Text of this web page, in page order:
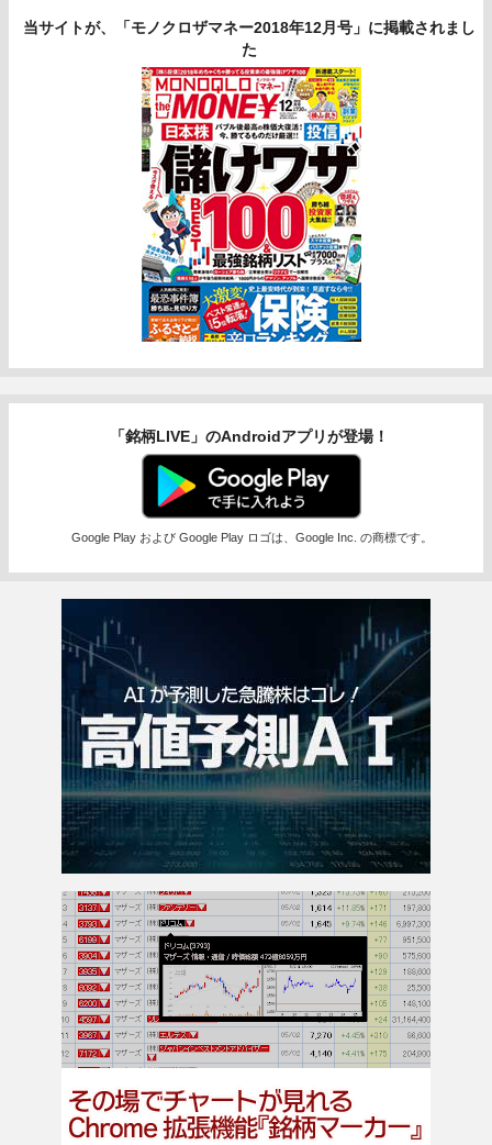
当サイトが、「モノクロザマネー2018年12月号」に掲載されまし
た
「銘柄LIVE」のAndroidアプリが登場！
Google Play および Google Play ロゴは、Google Inc. の商標です。